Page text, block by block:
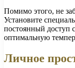
Помимо этого, не
Установите
постоянный доступ
оптимальную
Личное